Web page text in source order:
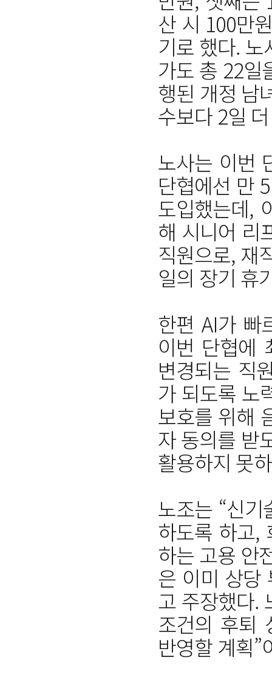
산 시 100만
기로 했다.
가도 총 22일
행된 개정 남
수보다 2일
노사는 이번
단협에선 만
도입했는데,
해 시니어 리
직원으로, 재
일의 장기 휴
한편 AI가 빠
이번 단협에
변경되는 직
가 되도록 노
보호를 위해
자 동의를 받
활용하지 못
노조는 “신
하도록 하고,
하는 고용 안
은 이미 상당
고 주장했다.
조건의 후퇴
반영할 계획”